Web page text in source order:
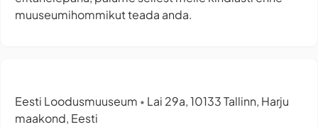
muuseumihommikut teada anda.
Eesti Loodusmuuseum • Lai 29a, 10133 Tallinn, Harju
maakond, Eesti